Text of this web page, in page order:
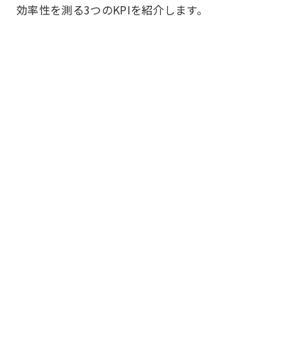
効率性を測る3つのKPIを紹介します。